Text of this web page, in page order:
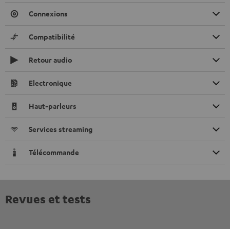
Connexions
Compatibilité
Retour audio
Electronique
Haut-parleurs
Services streaming
Télécommande
Revues et tests